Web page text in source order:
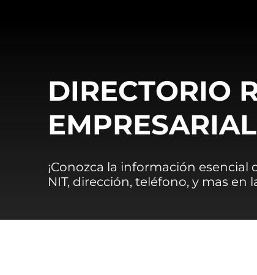
DIRECTORIO
EMPRESARIAL
¡Conozca la información
NIT, dirección, teléfono, y mas